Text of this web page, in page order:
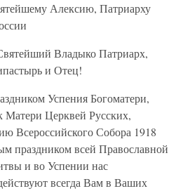
Алексию, Патриарху
Владыко Патриарх,
и Отец!
Успения Богоматери,
Матери Церквей Русских,
Всероссийского Собора 1918
праздником всей Православной
и во Успении нас
всегда Вам в Ваших